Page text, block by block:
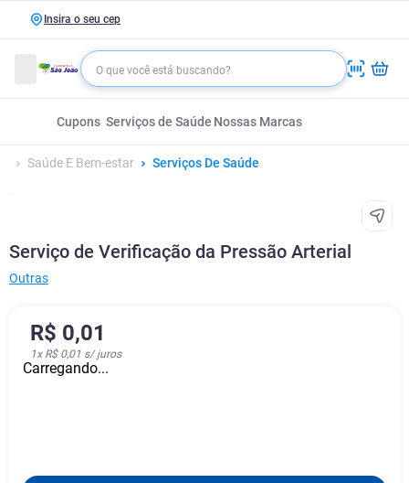
Insira o seu cep
Cupons Serviços de Saúde Nossas Marcas
Saúde E Bem-estar Serviços De Saúde
Serviço de Verificação da Pressão Arterial
Outras
R$ 0,01
1x R$ 0,01 s/ juros
Carregando...